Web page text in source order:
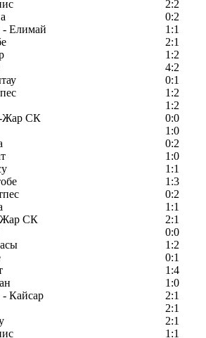
2:2
0:2
Елимай
1:1
2:1
1:2
4:2
0:1
1:2
1:2
Жар СК
0:0
1:0
0:2
1:0
1:1
1:3
0:2
1:1
Жар СК
2:1
0:0
1:2
0:1
1:4
1:0
Кайсар
2:1
2:1
2:1
1:1